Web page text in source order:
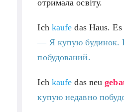
отримала освіту.
Ich kaufe das Haus.
— Я купую будинок.
побудований.
Ich kaufe das neu
купую недавно